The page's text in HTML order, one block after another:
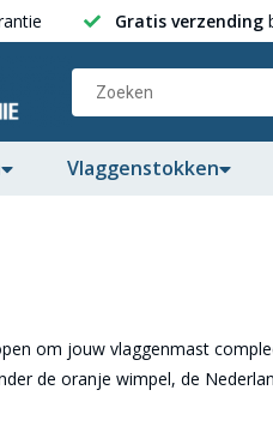
Gratis verzending
Vlaggenstokken
om jouw vlaggenmast
de oranje wimpel, de